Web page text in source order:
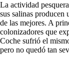
La actividad
sus salinas producen
de las mejores. A
colonizadores que
Coche sufrió el
pero no quedó tan